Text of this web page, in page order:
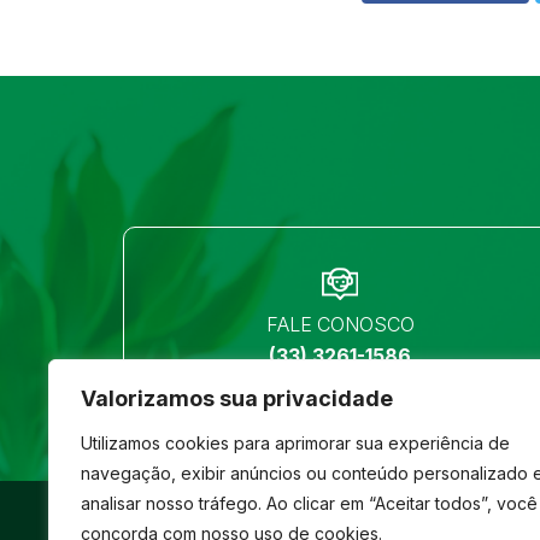
Valorizamos sua privacidade
Utilizamos cookies para aprimorar sua experiência de
navegação, exibir anúncios ou conteúdo personalizado
analisar nosso tráfego. Ao clicar em “Aceitar todos”, você
concorda com nosso uso de cookies.
FALE CONOSCO
(33) 3261-1586
© São José- Todos os direitos reservados